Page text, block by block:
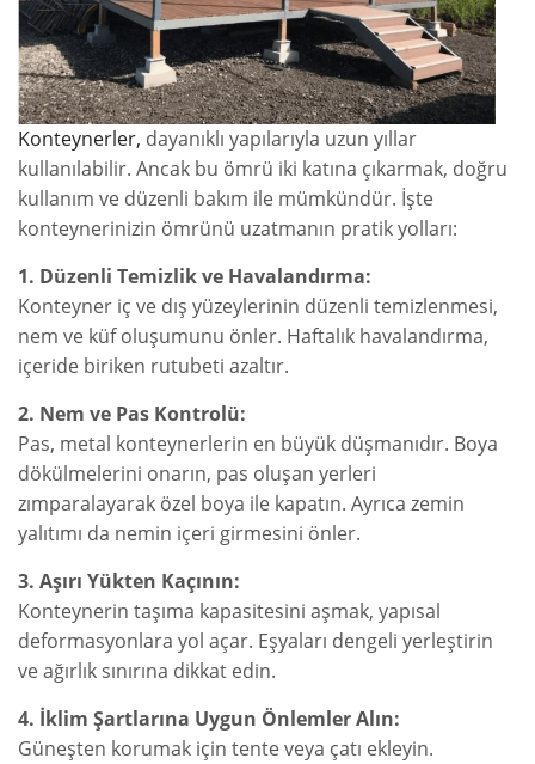
Konteynerler, dayanıklı yapılarıyla uzun yıllar
kullanılabilir. Ancak bu ömrü iki katına çıkarmak, doğru
kullanım ve düzenli bakım ile mümkündür. İşte
konteynerinizin ömrünü uzatmanın pratik yolları:
1. Düzenli Temizlik ve Havalandırma:
Konteyner iç ve dış yüzeylerinin düzenli temizlenmesi,
nem ve küf oluşumunu önler. Haftalık havalandırma,
içeride biriken rutubeti azaltır.
2. Nem ve Pas Kontrolü:
Pas, metal konteynerlerin en büyük düşmanıdır. Boya
dökülmelerini onarın, pas oluşan yerleri
zımparalayarak özel boya ile kapatın. Ayrıca zemin
yalıtımı da nemin içeri girmesini önler.
3. Aşırı Yükten Kaçının:
Konteynerin taşıma kapasitesini aşmak, yapısal
deformasyonlara yol açar. Eşyaları dengeli yerleştirin
ve ağırlık sınırına dikkat edin.
4. İklim Şartlarına Uygun Önlemler Alın:
Güneşten korumak için tente veya çatı ekleyin.